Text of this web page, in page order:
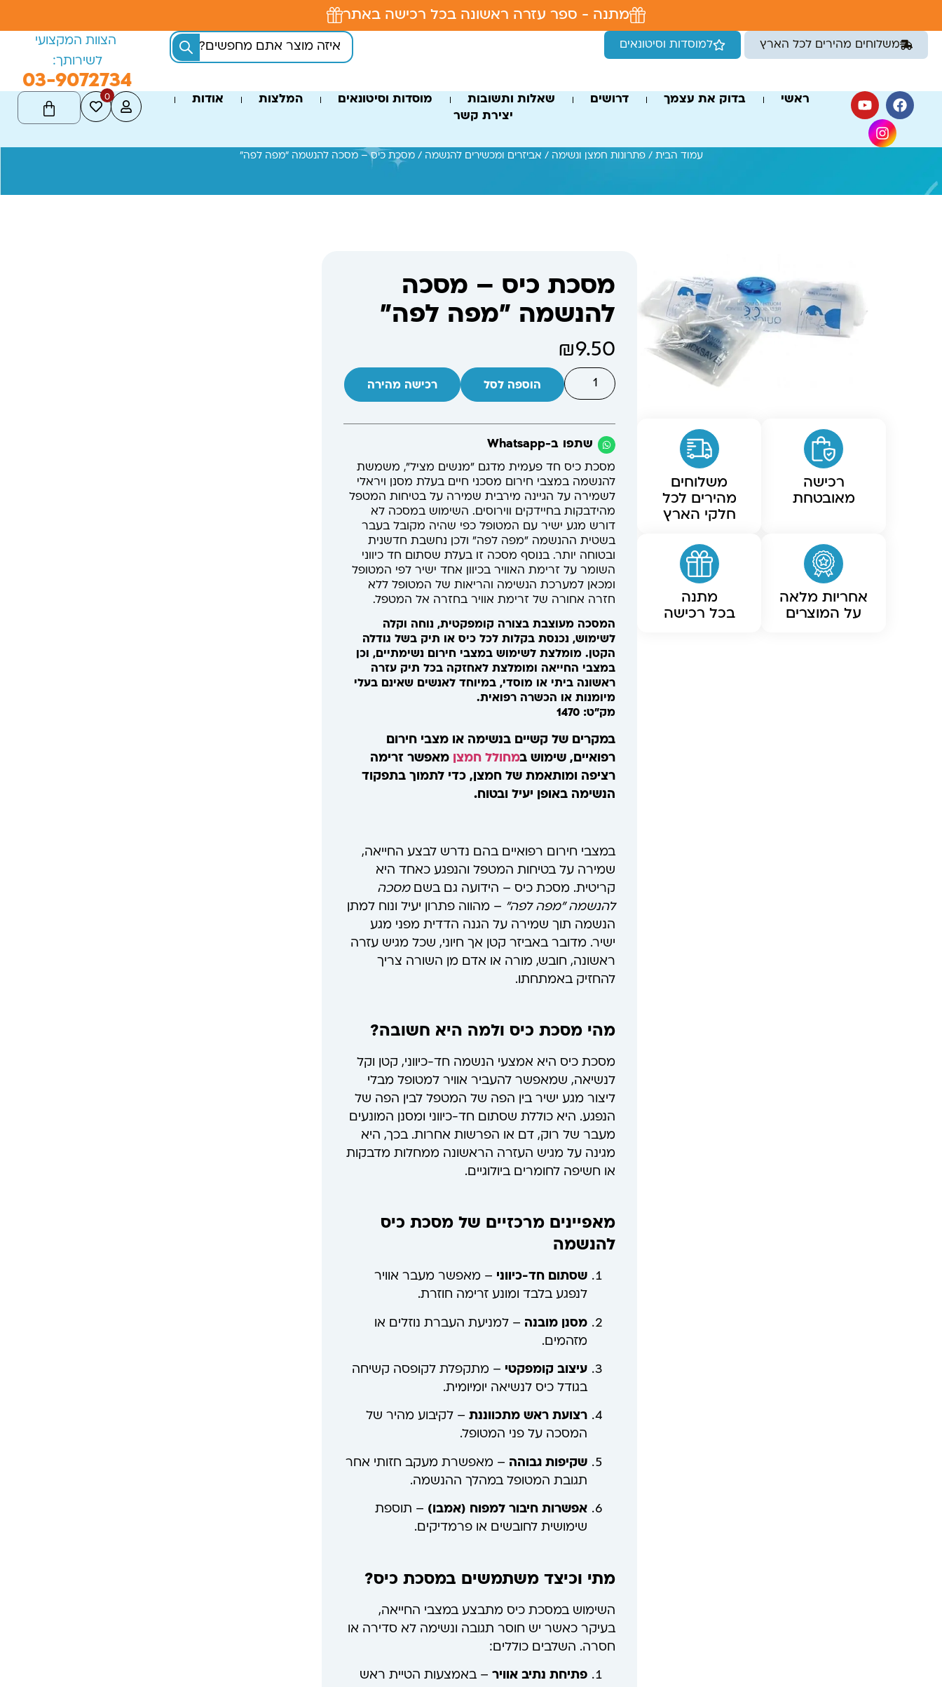
מתנה - ספר עזרה ראשונה בכל רכישה באתר
משלוחים מהירים לכל הארץ למוסדות וסיטונאים
הצוות המקצועי
לשירותך:
03-9072734
ראשי בדוק את עצמך דרושים שאלות ותשובות מוסדות וסיטונאים המלצות
אודות
יצירת קשר
0
עמוד הבית /פתרונות חמצן ונשימה / אביזרים ומכשירים להנשמה / מסכת כיס – מסכה להנשמה "מפה לפה"
רכישה
מאובטחת
משלוחים
מהירים לכל
חלקי הארץ
אחריות מלאה
על המוצרים
מתנה
בכל רכישה
מסכת כיס – מסכה
להנשמה "מפה לפה"
₪9.50
הוספה לסל רכישה מהירה
שתפו ב-Whatsapp
מסכת כיס חד פעמית מדגם ״מנשים מציל״, משמשת
להנשמה במצבי חירום מסכני חיים בעלת מסנן ויראלי
לשמירה על הגיינה מירבית שמירה על בטיחות המטפל
מהידבקות בחיידקים ווירוסים. השימוש במסכה לא
דורש מגע ישיר עם המטופל כפי שהיה מקובל בעבר
בשטית ההנשמה "מפה לפה" ולכן נחשבת חדשנית
ובטוחה יותר. בנוסף מסכה זו בעלת שסתום חד כיווני
השומר על זרימת האוויר בכיוון אחד ישיר לפי המטופל
ומכאן למערכת הנשימה והריאות של המטופל ללא
חזרה אחורה של זרימת אוויר בחזרה אל המטפל.
המסכה מעוצבת בצורה קומפקטית, נוחה וקלה
לשימוש, נכנסת בקלות לכל כיס או תיק בשל גודלה
הקטן. מומלצת לשימוש במצבי חירום נשימתיים, וכן
במצבי החייאה ומומלצת לאחזקה בכל תיק עזרה
ראשונה ביתי או מוסדי, במיוחד לאנשים שאינם בעלי
מיומנות או הכשרה רפואית.
מק"ט: 1470
במקרים של קשיים בנשימה או מצבי חירום
רפואיים, שימוש במחולל חמצן מאפשר זרימה
רציפה ומותאמת של חמצן, כדי לתמוך בתפקוד
הנשימה באופן יעיל ובטוח.
במצבי חירום רפואיים בהם נדרש לבצע החייאה,
שמירה על בטיחות המטפל והנפגע כאחד היא
קריטית. מסכת כיס – הידועה גם בשםמסכה
להנשמה "מפה לפה" – מהווה פתרון יעיל ונוח למתן
הנשמה תוך שמירה על הגנה הדדית מפני מגע
ישיר. מדובר באביזר קטן אך חיוני, שכל מגיש עזרה
ראשונה, חובש, מורה או אדם מן השורה צריך
להחזיק באמתחתו.
מהי מסכת כיס ולמה היא חשובה?
מסכת כיס היא אמצעי הנשמה חד-כיווני, קטן וקל
לנשיאה, שמאפשר להעביר אוויר למטופל מבלי
ליצור מגע ישיר בין הפה של המטפל לבין הפה של
הנפגע. היא כוללת שסתום חד-כיווני ומסנן המונעים
מעבר של רוק, דם או הפרשות אחרות. בכך, היא
מגינה על מגיש העזרה הראשונה ממחלות מדבקות
או חשיפה לחומרים ביולוגיים.
מאפיינים מרכזיים של מסכת כיס
להנשמה
שסתום חד-כיווני – מאפשר מעבר אוויר
לנפגע בלבד ומונע זרימה חוזרת.
מסנן מובנה – למניעת העברת נוזלים או
מזהמים.
עיצוב קומפקטי – מתקפלת לקופסה קשיחה
בגודל כיס לנשיאה יומיומית.
רצועת ראש מתכווננת – לקיבוע מהיר של
המסכה על פני המטופל.
שקיפות גבוהה – מאפשרת מעקב חזותי אחר
תגובת המטופל במהלך ההנשמה.
אפשרות חיבור למפוח (אמבו) – תוספת
שימושית לחובשים או פרמדיקים.
מתי וכיצד משתמשים במסכת כיס?
השימוש במסכת כיס מתבצע במצבי החייאה,
בעיקר כאשר יש חוסר תגובה ונשימה לא סדירה או
חסרה. השלבים כוללים:
פתיחת נתיב אוויר – באמצעות הטיית ראש